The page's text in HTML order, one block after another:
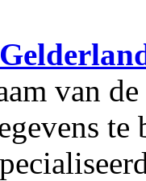
van
te